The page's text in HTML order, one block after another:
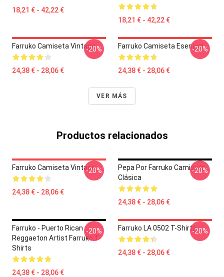
18,21 € - 42,22 €
18,21 € - 42,22 €
Farruko Camiseta Vintage
24,38 € - 28,06 €
-20% Farruko Camiseta Esencial
24,38 € - 28,06 €
-20%
VER MÁS
Productos relacionados
Farruko Camiseta Vintage
24,38 € - 28,06 €
-20%
Pepa Por Farruko Camiseta
Clásica
24,38 € - 28,06 €
-20%
Farruko - Puerto Rican
Reggaeton Artist Farruko T-
Shirts
24,38 € - 28,06 €
-20% Farruko LA 0502 T-Shirts
24,38 € - 28,06 €
-20%